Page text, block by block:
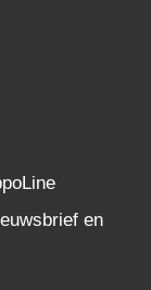
en